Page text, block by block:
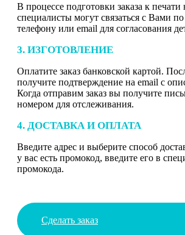
В процессе подготовки заказа к
специалисты могут связаться с Вами
телефону или email для согласования
3. ИЗГОТОВЛЕНИЕ
Оплатите заказ банковской картой.
получите подтверждение на email с
Когда отправим заказ вы получите
номером для отслеживания.
4. ДОСТАВКА И ОПЛАТА
Введите адрес и выберите способ
у вас есть промокод, введите его в
промокода.
Сделать заказ